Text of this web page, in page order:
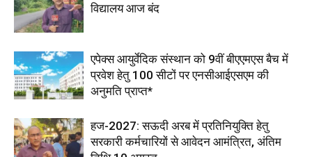
विद्यालय आज बंद
एपेक्स आयुर्वेदिक संस्थान को 9वीं बीएएमएस बैच में
प्रवेश हेतु 100 सीटों पर एनसीआईएसएम की
अनुमति प्राप्त*
हज-2027: सऊदी अरब में प्रतिनियुक्ति हेतु
सरकारी कर्मचारियों से आवेदन आमंत्रित, अंतिम